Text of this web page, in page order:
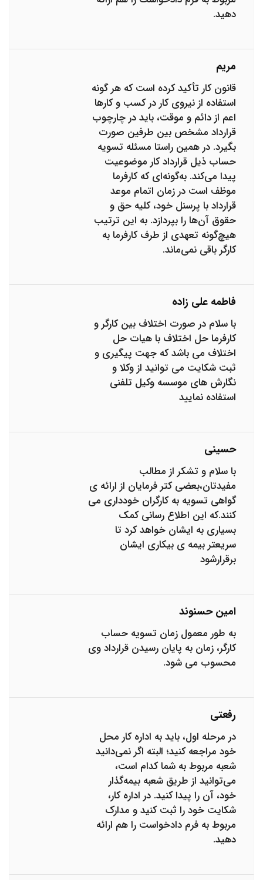
دهید.
مریم
قانون کار تأکید کرده است که هر گونه
استفاده از نیروی کار در کسب و کارها
اعم از دائم و موقت، باید در چارچوب
قرارداد مشخص بین طرفین صورت
بگیرد. در همین راستا مسئله تسویه
حساب ذیل قرارداد کار موضوعیت
پیدا می‌کند. به‌گونه‌ای که کارفرما
موظف است در زمان اتمام موعد
قرارداد با پرسنل خود، کلیه حق و
حقوق آن‌ها را بپردازد. به این ترتیب
هیچ‌گونه تعهدی از طرف کارفرما به
کارگر باقی نمی‌ماند.
فاطمه علی زاده
با سلام در صورت اختلاف بین کارگر و
کارفرما حل اختلاف با هیات حل
اختلاف می باشد که جهت پیگیری و
ثبت شکایت می توانید از وکلا و
نگارش های موسسه وکیل تلفنی
استفاده نمایید
حسینی
با سلام و تشکر از مطالب
مفیدتان،بعضی کتر فرمایان از ارائه ی
گواهی تسویه به کارگران خودداری می
کنند.که این اطلاع رسانی کمک
بسیاری به ایشان خواهد کرد تا
سریعتر بیمه ی بیکاری ایشان
برقرارشود
امین حسنوند
به طور معمول زمان تسویه حساب
کارگر، زمان به پایان رسیدن قرارداد وی
محسوب می شود.
رفعتی
در مرحله اول، باید به اداره کار محل
خود مراجعه کنید؛ البته اگر نمی‌دانید
شعبه مربوط به شما کدام است،
می‌توانید از طریق شعبه بیمه‌گذار
خود، آن را پیدا کنید. در اداره کار،
شکایت خود را ثبت کنید و مدارک
مربوط به فرم دادخواست را هم ارائه
دهید.